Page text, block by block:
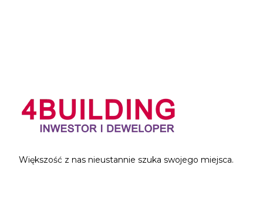
Większość z nas nieustannie szuka swojego miejsca.